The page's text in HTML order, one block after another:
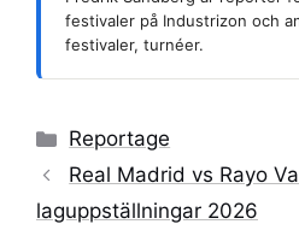
festivaler på Industrizon och
festivaler, turnéer.
Kategorier
Reportage
Real Madrid vs Rayo
laguppställningar 2026